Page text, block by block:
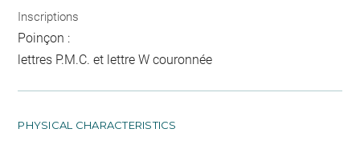
Inscriptions
Poinçon :
lettres P.M.C. et lettre W couronnée
PHYSICAL CHARACTERISTICS